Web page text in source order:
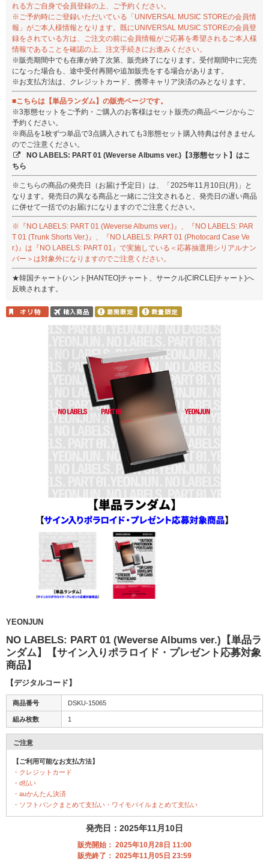
れる方ご自身で会員登録の上、ご予約ください。
※ご予約時にご登録いただいている「UNIVERSAL MUSIC STOREの会員情
報」がご本人様情報となります。既にUNIVERSAL MUSIC STOREの会員登
録をされている方は、ご注文の前に会員情報がご応募を希望されるご本人様
情報であることを確認の上、注文手続きにお進みください。
※販売期間中でも在庫が終了次第、販売終了になります。受付期間中に完売
になった場合も、途中受付再開や追加販売をする場合があります。
※お支払方法は、クレジットカード、携帯キャリア決済のみとなります。
■こちらは【単品ランダム】の販売ページです。
※3形態セットをご予約・ご購入のお客様はセット販売の商品ページからご
予約ください。
※商品を1枚ずつ単品で3点購入されても3形態セット購入特典は付きません
のでご注意ください。
NO LABELS: PART 01 (Weverse Albums ver.)【3形態セット】はこ
ちら
※こちらの商品の発売日（お届け予定日）は、「2025年11月10日(月)」と
なります。発売日の異なる商品と一緒にご注文されると、発売日の遅い商品
に併せて一括でのお届けになりますのでご注意ください。
※『NO LABELS: PART 01 (Weverse Albums ver.)』、『NO LABELS: PAR
T 01 (Trunk Shorts Ver.)』、『NO LABELS: PART 01 (Photocard Case Ve
r.)』は『NO LABELS: PART 01』で実施している＜応募抽選用シリアルナン
バー＞は対象外になりますのでご注意ください。
★韓国チャート(ハント[HANTEO]チャート、サークル[CIRCLE]チャート)へ
反映されます。
YEONJUN
NO LABELS: PART 01 (Weverse Albums ver.)【単品ラ
ンダム】【サイン入りポラロイド・プレゼント応募対象
商品】
【デジタルコード】
商品番号 DSKU-15065
組み枚数 1
ご注意
【ご利用可能なお支払方法】
・クレジットカード
・d払い
・auかんたん決済
・ソフトバンクまとめて支払い・ワイモバイルまとめて支払い
発売日：2025年11月10日
販売開始： 2025年10月28日 11:00
販売終了： 2025年11月05日 23:59